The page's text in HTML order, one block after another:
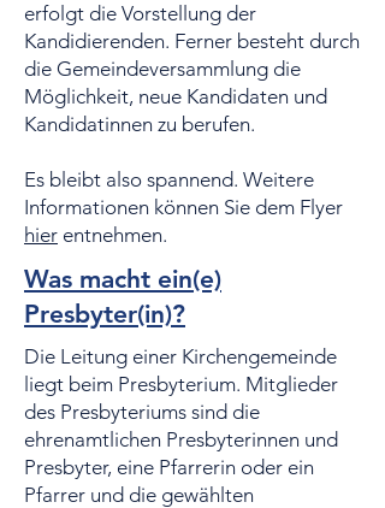
erfolgt die Vorstellung der
Kandidierenden. Ferner besteht durch
die Gemeindeversammlung die
Möglichkeit, neue Kandidaten und
Kandidatinnen zu berufen.
Es bleibt also spannend. Weitere
Informationen können Sie dem Flyer
hier entnehmen.
Was macht ein(e)
Presbyter(in)?
Die Leitung einer Kirchengemeinde
liegt beim Presbyterium. Mitglieder
des Presbyteriums sind die
ehrenamtlichen Presbyterinnen und
Presbyter, eine Pfarrerin oder ein
Pfarrer und die gewählten